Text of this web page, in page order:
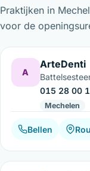
Praktijken in
voor de
A
ArteDenti
015 28 00
Mechelen
Bellen